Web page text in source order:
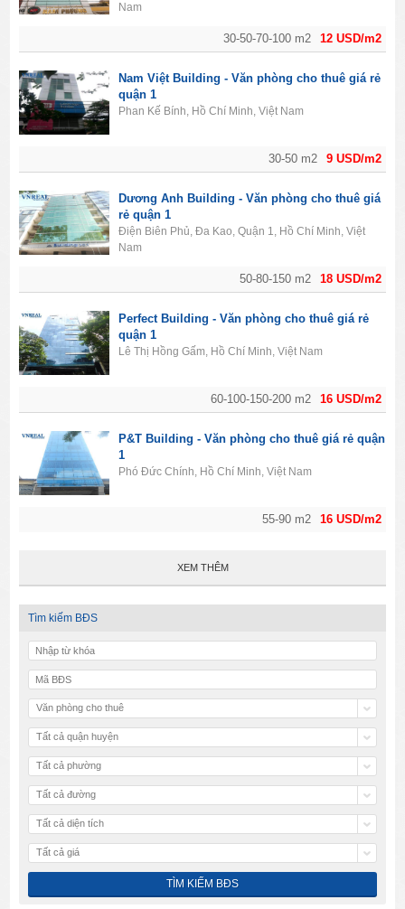
12 USD/m2
30-50-70-100 m2
Nam
9 USD/m2
30-50 m2
Nam Việt Building - Văn phòng cho thuê giá rẻ
quận 1
Phan Kế Bính, Hồ Chí Minh, Việt Nam
18 USD/m2
50-80-150 m2
Dương Anh Building - Văn phòng cho thuê giá
rẻ quận 1
Điện Biên Phủ, Đa Kao, Quận 1, Hồ Chí Minh, Việt
Nam
16 USD/m2
60-100-150-200 m2
Perfect Building - Văn phòng cho thuê giá rẻ
quận 1
Lê Thị Hồng Gấm, Hồ Chí Minh, Việt Nam
16 USD/m2
55-90 m2
P&T Building - Văn phòng cho thuê giá rẻ quận
1
Phó Đức Chính, Hồ Chí Minh, Việt Nam
XEM THÊM
Tìm kiếm BĐS
Văn phòng cho thuê
Tất cả quận huyện
Tất cả phường
Tất cả đường
Tất cả diện tích
Tất cả giá